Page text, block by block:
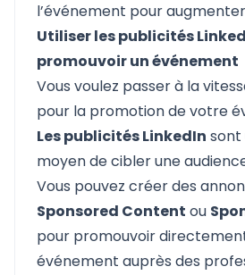
l’événement pour
Utiliser les publicités
promouvoir un événement
Vous voulez passer à la
pour la promotion de votre
Les publicités LinkedIn sont
moyen de cibler une
Vous pouvez créer des
Sponsored Content ou
pour promouvoir
événement auprès des